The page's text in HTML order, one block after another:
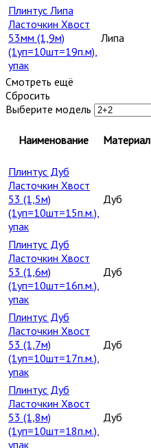
Плинтус Липа
Ласточкин Хвост
53мм (1,9м)
(1уп=10шт=19п.м),
упак
Липа
Смотреть ещё
Сбросить
Выберите модель
Наименование Материал
Плинтус Дуб
Ласточкин Хвост
53 (1,5м)
(1уп=10шт=15п.м.),
упак
Дуб
Плинтус Дуб
Ласточкин Хвост
53 (1,6м)
(1уп=10шт=16п.м.),
упак
Дуб
Плинтус Дуб
Ласточкин Хвост
53 (1,7м)
(1уп=10шт=17п.м.),
упак
Дуб
Плинтус Дуб
Ласточкин Хвост
53 (1,8м)
(1уп=10шт=18п.м.),
упак
Дуб